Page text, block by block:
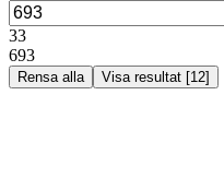
33
693
Rensa alla Visa resultat [12]